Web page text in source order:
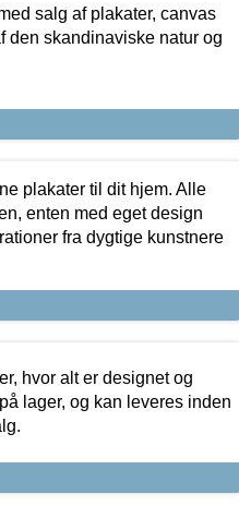
salg af plakater, canvas
den skandinaviske natur og
plakater til dit hjem. Alle
enten med eget design
fra dygtige kunstnere
hvor alt er designet og
lager, og kan leveres inden